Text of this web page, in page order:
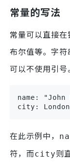
常量的写法
常量可以直接在
布尔值等。字
可以不使用引号。
name: "John
city: London
在此示例中，
符，而city则